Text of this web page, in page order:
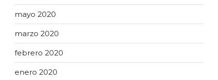
mayo 2020
marzo 2020
febrero 2020
enero 2020